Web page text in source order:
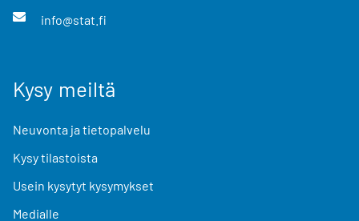
info@stat.fi
Kysy meiltä
Neuvonta ja tietopalvelu
Kysy tilastoista
Usein kysytyt kysymykset
Medialle